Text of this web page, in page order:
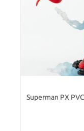
Superman PX